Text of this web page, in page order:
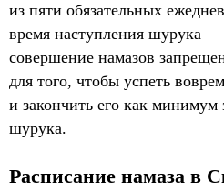
из пяти обязательных
время наступления шурука —
совершение намазов
для того, чтобы успеть
и закончить его как минимум
шурука.
Расписание намаза в